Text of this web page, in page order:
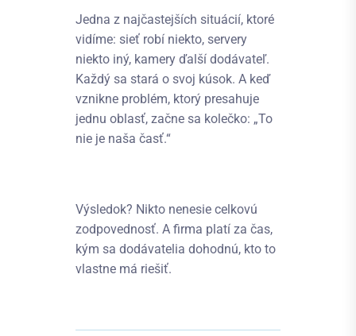
Jedna z najčastejších situácií, ktoré
vidíme: sieť robí niekto, servery
niekto iný, kamery ďalší dodávateľ.
Každý sa stará o svoj kúsok. A keď
vznikne problém, ktorý presahuje
jednu oblasť, začne sa kolečko: „To
nie je naša časť.“
Výsledok? Nikto nenesie celkovú
zodpovednosť. A firma platí za čas,
kým sa dodávatelia dohodnú, kto to
vlastne má riešiť.